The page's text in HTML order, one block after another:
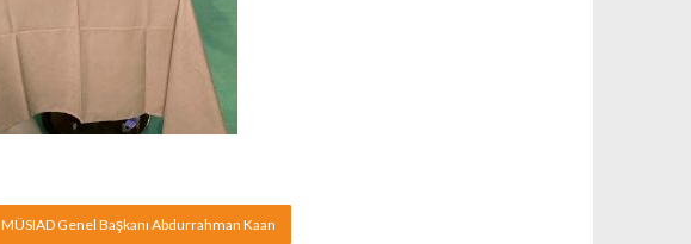
MÜSIAD Genel Başkanı Abdurrahman Kaan